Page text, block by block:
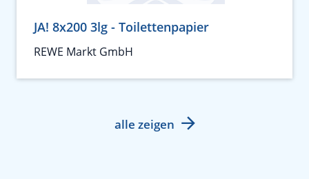
JA! 8x200 3lg - Toilettenpapier
REWE Markt GmbH
alle zeigen